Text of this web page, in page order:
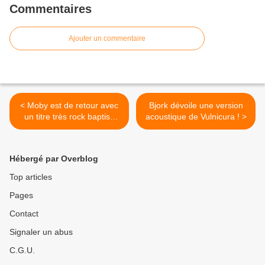
Commentaires
Ajouter un commentaire
< Moby est de retour avec
un titre très rock baptisé
The Light Is Clear In My
Bjork dévoile une version
acoustique de Vulnicura ! >
Hébergé par Overblog
Top articles
Pages
Contact
Signaler un abus
C.G.U.